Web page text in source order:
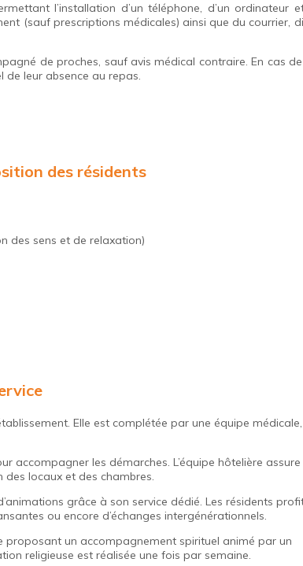
l’installation d’un téléphone, d’un ordinateur
(sauf prescriptions médicales) ainsi que du courrier,
de proches, sauf avis médical contraire. En cas
de leur absence au repas.
des résidents
des sens et de relaxation)
Elle est complétée par une équipe
accompagner les démarches. L’équipe hôtelière assure
des locaux et des chambres.
grâce à son service dédié. Les résidents
ou encore d’échanges intergénérationnels.
proposant un accompagnement spirituel animé par un
religieuse est réalisée une fois par semaine.